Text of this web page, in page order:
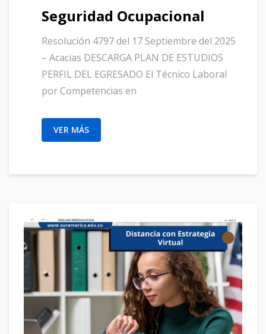
Seguridad Ocupacional
Resolución 4797 del 17 Septiembre del 2025
– Acacias DESCARGA PLAN DE ESTUDIOS
PERFIL DEL EGRESADO El Técnico Laboral
por Competencias en
VER MÁS